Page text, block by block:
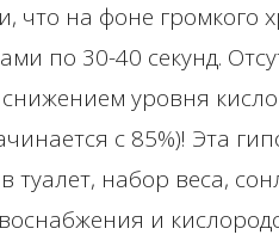
что на фоне громкого
по 30-40 секунд.
уровня
с 85%)! Эта
туалет, набор веса,
и